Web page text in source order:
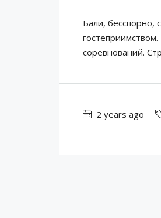
Бали, бесспорно,
соревнований.
2 years ago